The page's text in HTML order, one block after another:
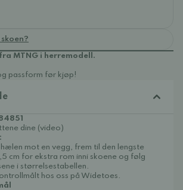
MTNG i herremodell.
passform før kjøp!
dine (video)
mot en vegg, frem til den lengste
cm for ekstra rom inni skoene og følg
i størrelsestabellen.
hos oss på Widetoes.